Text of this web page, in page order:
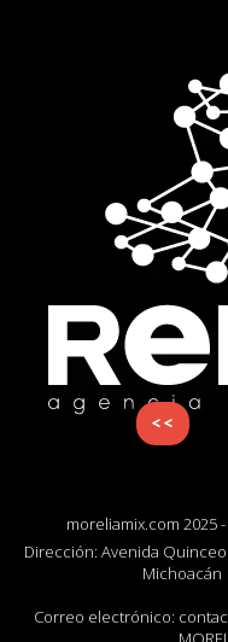
<<
moreliamix.com 2025
Dirección: Avenida
Michoacán
Correo electrónico: